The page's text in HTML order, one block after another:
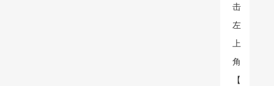
击
左
上
角
【